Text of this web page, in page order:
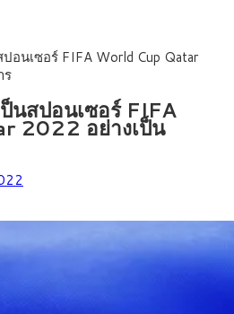
12.54 กม. เชื่อมเมืองหาดใหญ่
ทบทวนจัดสรรงบให้สอดคล้องภาระ
างงานสหรัฐฯ
ดเครื่องยนต์เศรษฐกิจใหม่ของไทย
งสร้างเศรษฐกิจ ดันไทยโตเต็ม
กล้ตัวเด็ก LSD “แสตมป์เมา” ยาเสพ
อนผู้ปกครองเฝ้าระวัง หลังยึดล็อต
อนเซอร์ FIFA World Cup Qatar
ร
นสปอนเซอร์ FIFA
2022 อย่างเป็น